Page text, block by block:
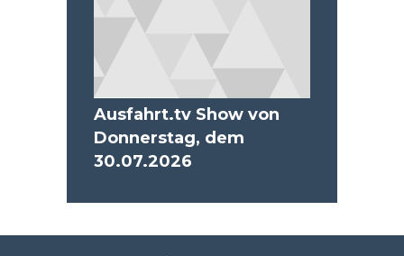
Ausfahrt.tv Show von
Donnerstag, dem
30.07.2026